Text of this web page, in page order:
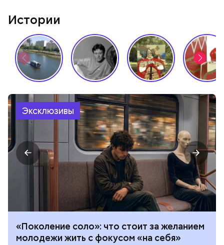
Истории
Эксклюзивы
«Поколение соло»: что стоит за желанием
молодежи жить с фокусом «на себя»